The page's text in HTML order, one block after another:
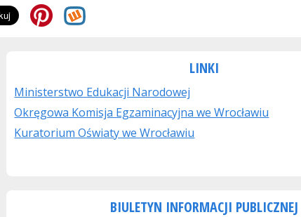
LINKI
Ministerstwo Edukacji Narodowej
Okręgowa Komisja Egzaminacyjna we Wrocławiu
Kuratorium Oświaty we Wrocławiu
BIULETYN INFORMACJI PUBLICZNEJ